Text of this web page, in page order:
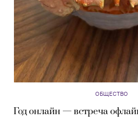
ОБЩЕСТВО
Год онлайн — встреча